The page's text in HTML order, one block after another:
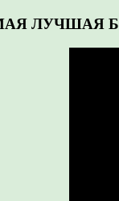
ЛУЧШАЯ